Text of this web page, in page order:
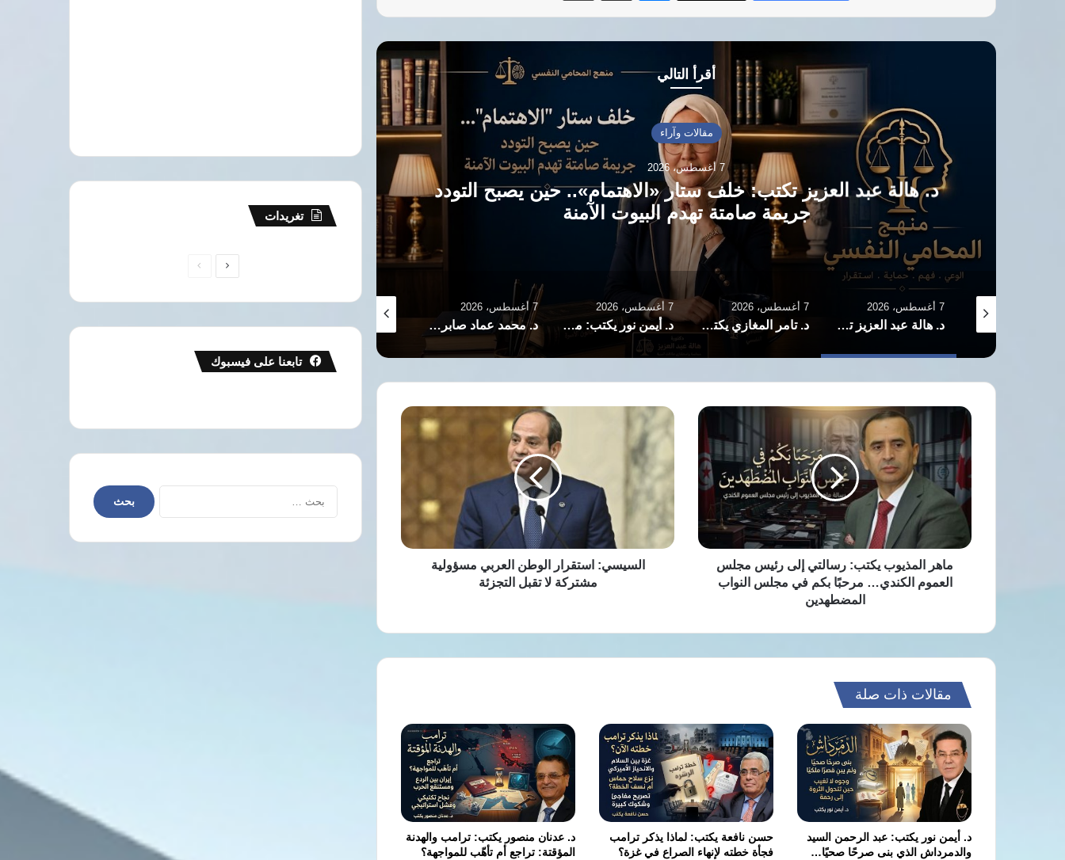
أقرأ التالي
مقالات وآراء
7 أغسطس، 2026
د. هالة عبد العزيز تكتب: خلف ستار «الاهتمام».. حين يصبح التودد
جريمة صامتة تهدم البيوت الآمنة
د. تامر المغازي يكتب: حين
7 أغسطس، 2026
د. هالة عبد العزيز تكتب: خلف ستار «الاهتمام».. حين يصبح التودد جريمة صامتة تهدم البيوت الآمنة
7 أغسطس، 2026
د. تامر المغازي يكتب: حين نضجت.. تغير كل شيء
7 أغسطس، 2026
د. أيمن نور يكتب: ماذا يبنون خلف ظهر مصر؟
7 أغسطس، 2026
د. محمد عماد صابر يكتب : بين الفكر المعلن وأخطاء الممارسة.. الإخوان المسلمون جماعة من المسلمين لا جماعة المسلمين (2) حسن نافعة يكتب: لماذا يذكر ترامب فجأة خطته لإنهاء الصراع في غزة؟ د.عبد الفتاح طوقان يكتب: أتَرى من يحتضن الوطن؟
ماهر
المذيوب
يكتب:
رسالتي
إلى
رئيس
مجلس
العموم
الكندي…
مرحبًاماهر المذيوب يكتب: رسالتي إلى رئيس مجلس
العموم الكندي… مرحبًا بكم في مجلس النواب
المضطهدين
السيسي:
استقرار
العربي
مسؤولية
تقبل
التجزئة
السيسي: استقرار الوطن العربي مسؤولية
مشتركة لا تقبل التجزئة
مقالات ذات صلة
د. أيمن نور يكتب: عبد الرحمن السيد
والدمرداش الذي بنى صرحًا صحيًا…
حسن نافعة يكتب: لماذا يذكر ترامب
فجأة خطته لإنهاء الصراع في غزة؟
د. عدنان منصور يكتب: ترامب والهدنة
المؤقتة: تراجع أم تأهّب للمواجهة؟
تغريدات
الصفحةالصفحة
تابعنا على فيسبوك
البحث
عن: